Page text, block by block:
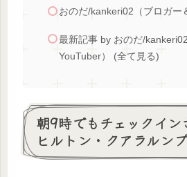
おのだ/kankeri02（ブロガー
最新記事 by おのだ/
YouTuber） (全て見る)
朝9時でもチェックイン
ヒルトン・クアラルン